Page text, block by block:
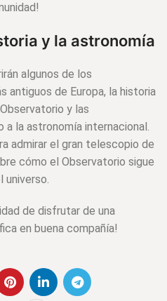
y la astronomía
algunos de los
antiguos de Europa, la historia
y las
a la astronomía internacional.
admirar el gran telescopio de
cómo el Observatorio sigue
universo.
de disfrutar de una
en buena compañía!